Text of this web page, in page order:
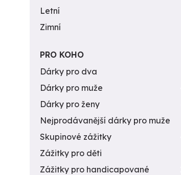
Letní
Zimní
PRO KOHO
Dárky pro dva
Dárky pro muže
Dárky pro ženy
Nejprodávanější dárky pro muže
Skupinové zážitky
Zážitky pro děti
Zážitky pro handicapované